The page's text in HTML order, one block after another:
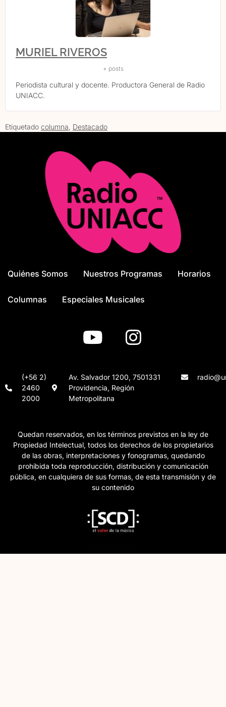
MURIEL RIVEROS
+ posts
Periodista cultural y docente. Productora General de Radio
UNIACC.
Etiquetado columna Destacado
Quiénes Somos Nuestros Programas Horarios
Columnas Especiales Musicales
(+56 2)
2460
2000
Av. Salvador 1200, 7501331
Providencia, Región
Metropolitana
Quedan reservados, en los términos previstos en la ley de
Propiedad Intelectual, todos los derechos de los propietarios
de las obras, interpretaciones y fonogramas, quedando
prohibida toda reproducción, distribución y comunicación
pública, en cualquiera de sus formas, de esta transmisión y de
su contenido